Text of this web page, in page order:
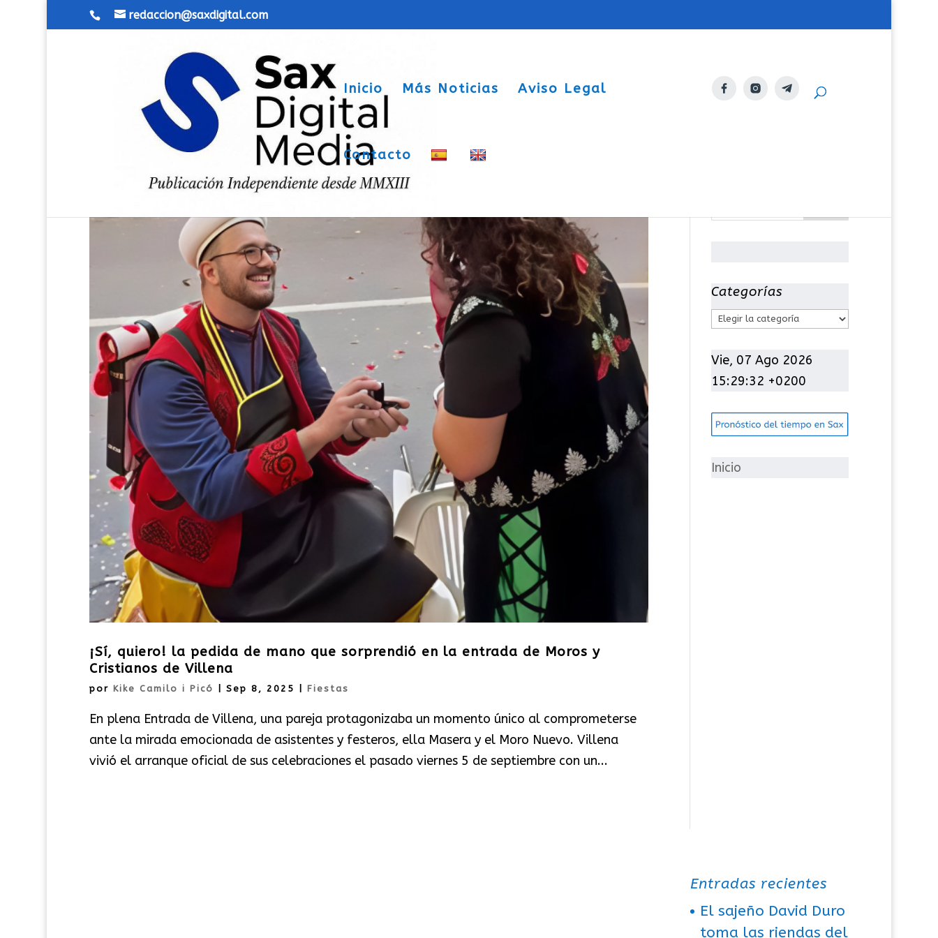
redaccion@saxdigital.com
Inicio Más Noticias Aviso Legal
Contacto
¡Sí, quiero! la pedida de mano que sorprendió en la entrada de Moros y
Cristianos de Villena
por Kike Camilo i Picó Sep 8, 2025 Fiestas
En plena Entrada de Villena, una pareja protagonizaba un momento único al comprometerse
ante la mirada emocionada de asistentes y festeros, ella Masera y el Moro Nuevo. Villena
vivió el arranque oficial de sus celebraciones el pasado viernes 5 de septiembre con un...
Categorías
C
t
e
o
í
Vie, 07 Ago 2026
15:29:33 +0200
Inicio
Entradas recientes
El sajeño David Duro
toma las riendas del